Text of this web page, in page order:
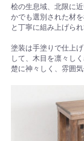
桧の生息域、北限に
かでも選別された材
と丁寧に組み上げられ
塗装は手塗りで仕上
して、木目を凛々し
楚に神々しく、雰囲気